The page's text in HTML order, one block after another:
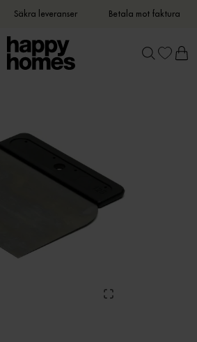
Säkra leveranser Betala mot faktura